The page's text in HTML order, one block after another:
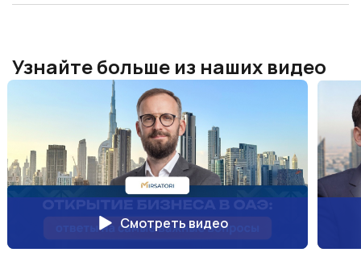
Узнайте больше из наших видео
Смотреть видео